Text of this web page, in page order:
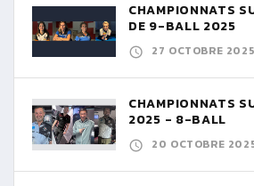
CHAMPIONNATS
DE 9-BALL 2025
27 OCTOBRE
CHAMPIONNATS
2025 - 8-BALL
20 OCTOBRE